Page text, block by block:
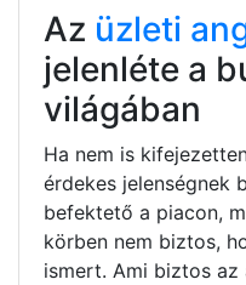
Az üzleti
jelenléte a
világában
Ha nem is
érdekes jelenségnek
befektető a piacon,
körben nem biztos,
ismert. Ami biztos az